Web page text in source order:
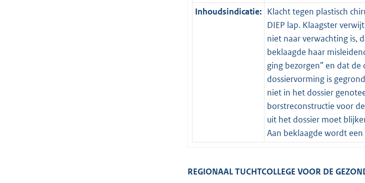
Inhoudsindicatie: Klacht tegen plastisch
DIEP lap. Klaagster
niet naar verwachting is,
beklaagde haar
ging bezorgen” en dat
dossiervorming is
niet in het dossier
borstreconstructie voor
uit het dossier moet
Aan beklaagde wordt
REGIONAAL TUCHTCOLLEGE VOOR DE